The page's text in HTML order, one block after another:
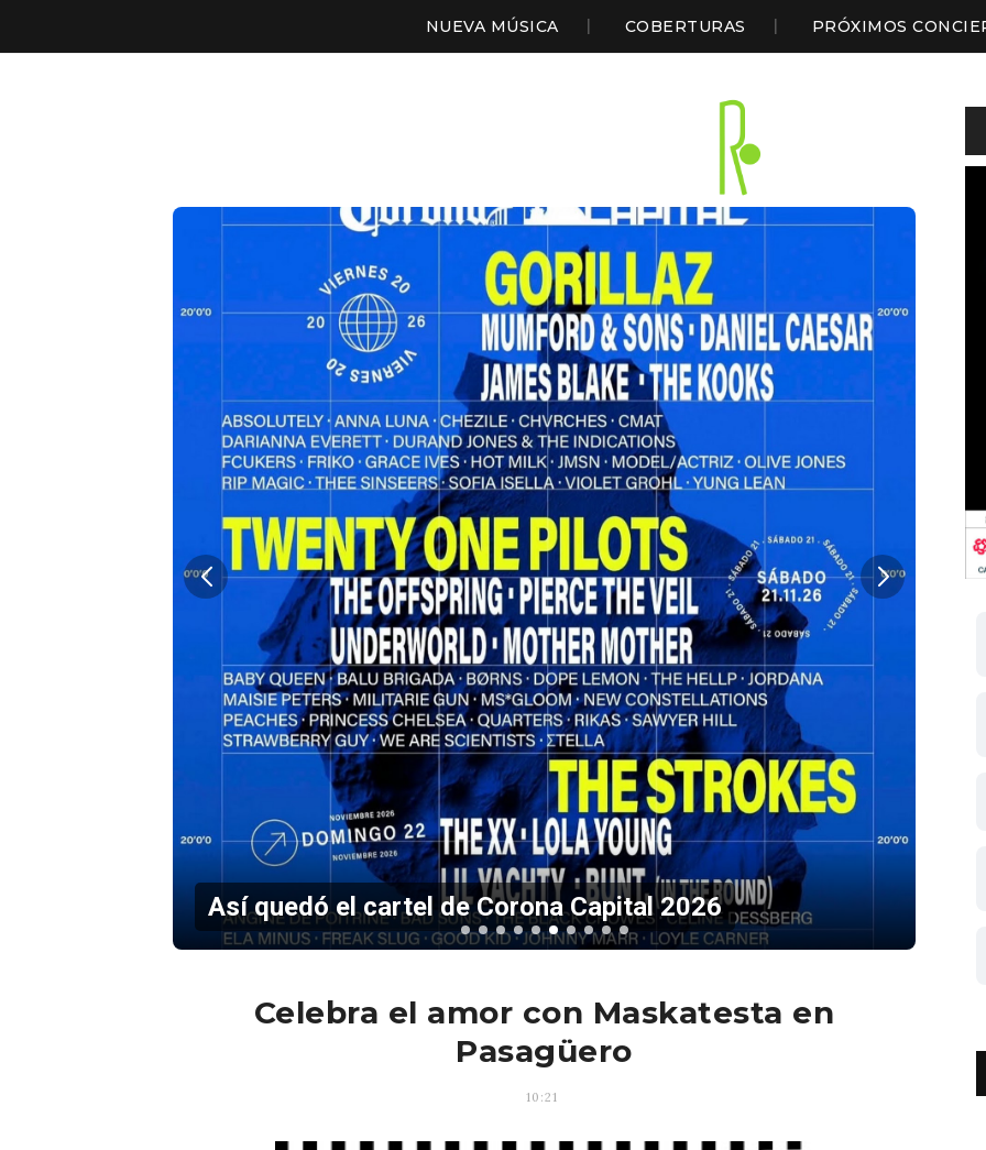
NUEVA MÚSICA COBERTURAS PRÓXIMOS
Así quedó el cartel de Corona Capital 2026
Celebra el amor con Maskatesta en
Pasagüero
10:21